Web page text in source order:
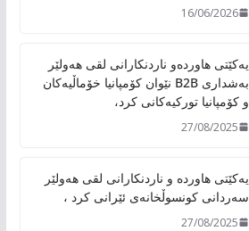
16/06/2026
یەکێتی هاوردەو ناردنکارانی لقی هەولێر
بەشداری B2B نێوان کۆمپانیا خۆماڵیەکان
و کۆمپانیا تورکیەکانی کرد،
27/08/2025
یەکێتی هاوردە و ناردنکارانی لقی هەولێر
سەردانی کونسوڵخانەی ئێرانی کرد ،
27/08/2025